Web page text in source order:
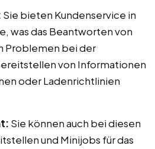
Sie bieten Kundenservice in
was das Beantworten von
Problemen bei der
von Informationen
oder Ladenrichtlinien
Sie können auch bei diesen
und Minijobs für das